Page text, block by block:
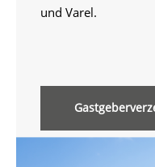
und Varel.